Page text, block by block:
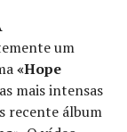
um
«Hope
mais intensas
recente álbum